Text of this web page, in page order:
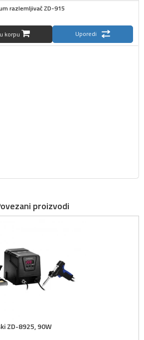
razlemljivač ZD-915
korpu Uporedi
proizvodi
ZD-8925, 90W